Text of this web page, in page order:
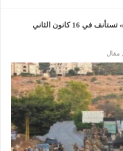
المحاكمات في «مجزرة خلدة» تستأنف في 16 كانون الثاني
مقال